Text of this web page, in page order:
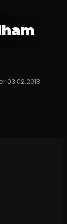
03.02.2018